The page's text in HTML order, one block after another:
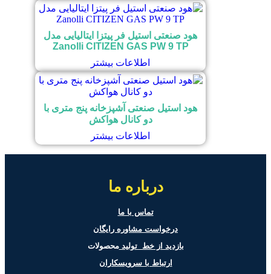
هود صنعتی استیل فر پیتزا ایتالیایی مدل
Zanolli CITIZEN GAS PW 9 TP
اطلاعات بیشتر
هود استیل صنعتی آشپزخانه پنج متری با
دو کانال هواکش
اطلاعات بیشتر
درباره ما
تماس با ما
درخواست مشاوره رایگان
بازدید از خط تولیدمحصولات
ارتباط با سرویسکاران